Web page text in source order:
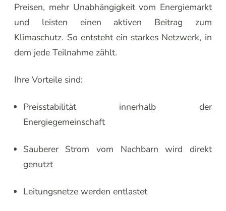
Preisen, mehr Unabhängigkeit vom Energiemarkt
und leisten einen aktiven Beitrag zum
Klimaschutz. So entsteht ein starkes Netzwerk, in
dem jede Teilnahme zählt.
Ihre Vorteile sind:
Preisstabilität innerhalb der
Energiegemeinschaft
Sauberer Strom vom Nachbarn wird direkt
genutzt
Leitungsnetze werden entlastet